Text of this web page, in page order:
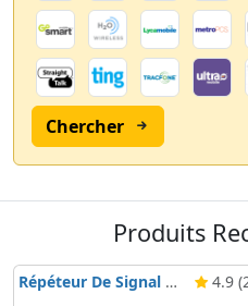
Chercher
Produits
Répéteur De Signal Nikrans BD-3000 5G & 4G 4.9